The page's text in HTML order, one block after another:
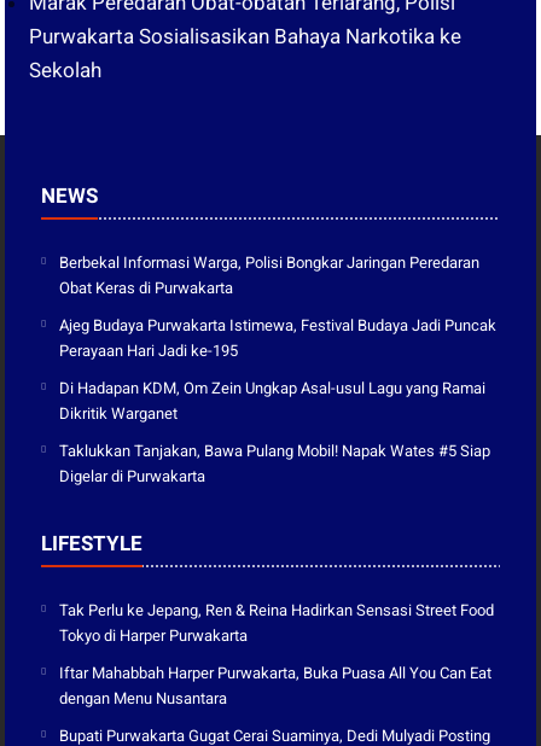
Purwakarta Sosialisasikan Bahaya Narkotika ke
Sekolah
NEWS
Berbekal Informasi Warga, Polisi Bongkar Jaringan Peredaran
Obat Keras di Purwakarta
Ajeg Budaya Purwakarta Istimewa, Festival Budaya Jadi Puncak
Perayaan Hari Jadi ke-195
Di Hadapan KDM, Om Zein Ungkap Asal-usul Lagu yang Ramai
Dikritik Warganet
Taklukkan Tanjakan, Bawa Pulang Mobil! Napak Wates #5 Siap
Digelar di Purwakarta
LIFESTYLE
Tak Perlu ke Jepang, Ren & Reina Hadirkan Sensasi Street Food
Tokyo di Harper Purwakarta
Iftar Mahabbah Harper Purwakarta, Buka Puasa All You Can Eat
dengan Menu Nusantara
Bupati Purwakarta Gugat Cerai Suaminya, Dedi Mulyadi Posting